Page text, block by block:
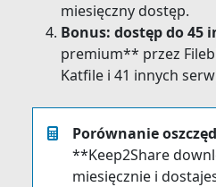
miesięczny dostęp.
Bonus: dostęp do
premium** przez
Katfile i 41 innych
Porównanie
**Keep2Share
miesięcznie i